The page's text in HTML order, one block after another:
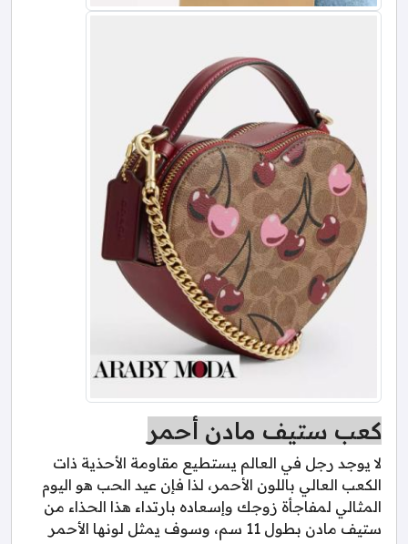
كعب ستيف مادن أحمر
لا يوجد رجل في العالم يستطيع مقاومة الأحذية ذات
الكعب العالي باللون الأحمر، لذا فإن عيد الحب هو اليوم
المثالي لمفاجأة زوجك وإسعاده بارتداء هذا الحذاء من
ستيف مادن بطول 11 سم، وسوف يمثل لونها الأحمر